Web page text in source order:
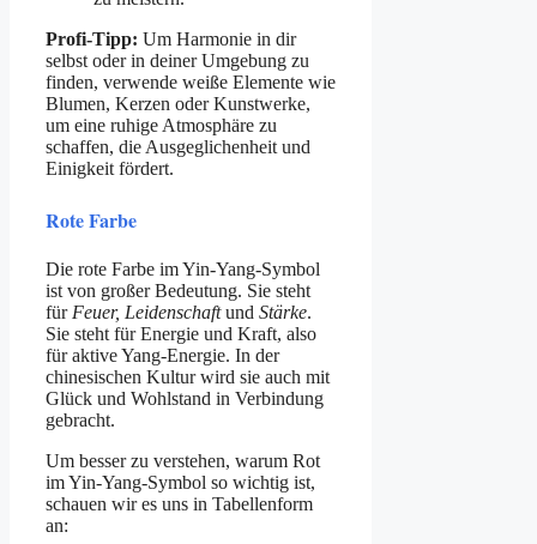
Profi-Tipp: Um Harmonie in dir
selbst oder in deiner Umgebung zu
finden, verwende weiße Elemente wie
Blumen, Kerzen oder Kunstwerke,
um eine ruhige Atmosphäre zu
schaffen, die Ausgeglichenheit und
Einigkeit fördert.
Rote Farbe
Die rote Farbe im Yin-Yang-Symbol
ist von großer Bedeutung. Sie steht
für Feuer, Leidenschaftund Stärke.
Sie steht für Energie und Kraft, also
für aktive Yang-Energie. In der
chinesischen Kultur wird sie auch mit
Glück und Wohlstand in Verbindung
gebracht.
Um besser zu verstehen, warum Rot
im Yin-Yang-Symbol so wichtig ist,
schauen wir es uns in Tabellenform
an: